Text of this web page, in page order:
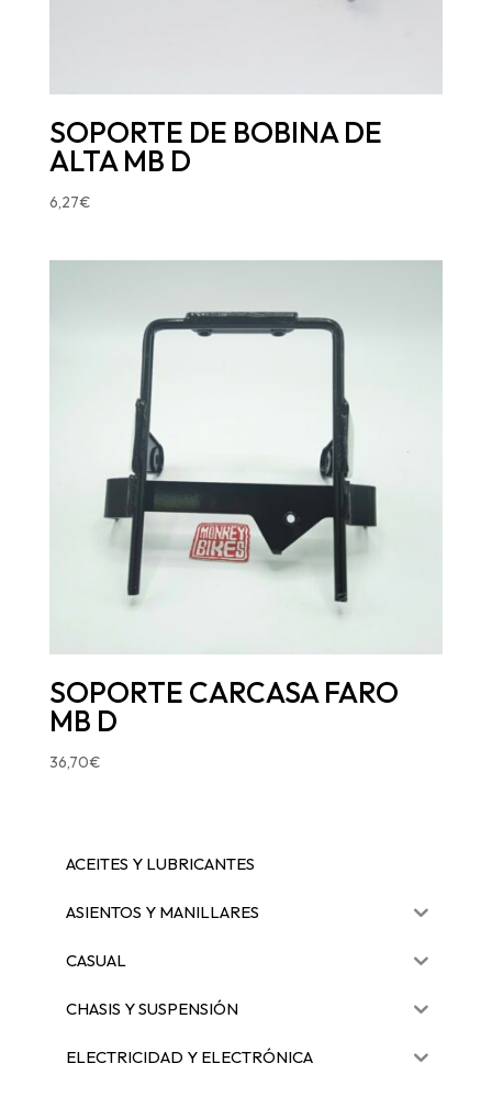
SOPORTE DE BOBINA DE
ALTA MB D
6,27€
SOPORTE CARCASA FARO
MB D
36,70€
ACEITES Y LUBRICANTES
ASIENTOS Y MANILLARES
CASUAL
CHASIS Y SUSPENSIÓN
ELECTRICIDAD Y ELECTRÓNICA